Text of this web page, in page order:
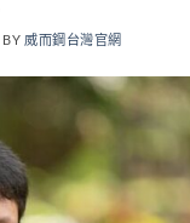
BY 威而鋼台灣官網